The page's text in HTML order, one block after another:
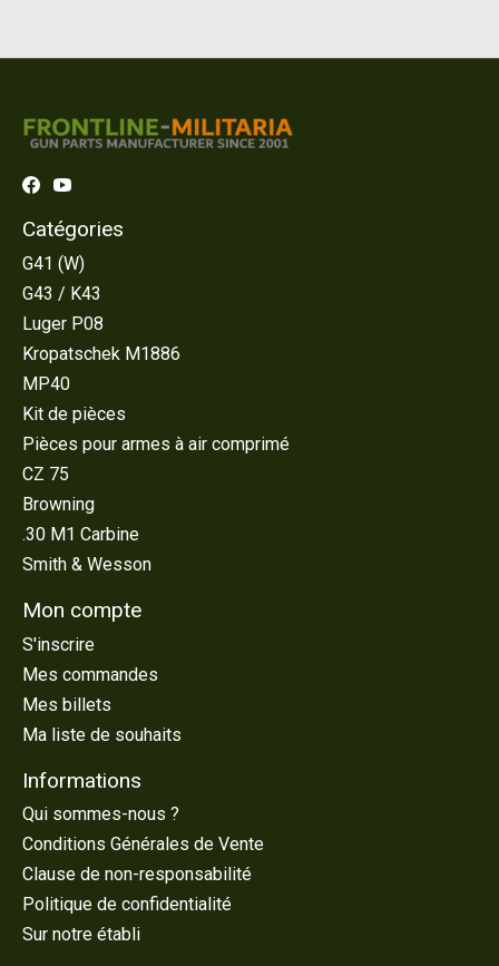
Catégories
G41 (W)
G43 / K43
Luger P08
Kropatschek M1886
MP40
Kit de pièces
Pièces pour armes à air comprimé
CZ 75
Browning
.30 M1 Carbine
Smith & Wesson
Mon compte
S'inscrire
Mes commandes
Mes billets
Ma liste de souhaits
Informations
Qui sommes-nous ?
Conditions Générales de Vente
Clause de non-responsabilité
Politique de confidentialité
Sur notre établi